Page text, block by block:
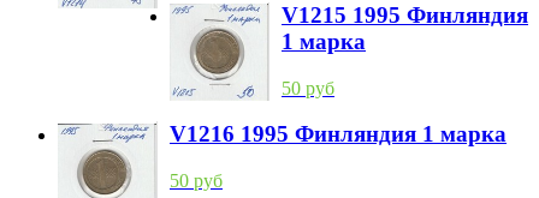
V1215 1995 Финляндия
1 марка
50 руб
V1216 1995 Финляндия 1 марка
50 руб